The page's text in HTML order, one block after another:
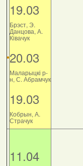
19.03
Брэст, Э.
Данцова, А.
Ківачук
20.03
Маларыцкі р-
н, С. Абрамчук
19.03
Кобрын, А.
Страчук
11.04